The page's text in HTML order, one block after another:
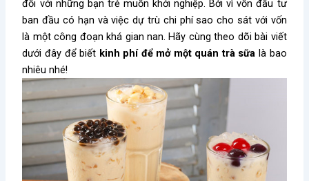
đối với những bạn trẻ muốn khởi nghiệp. Bởi vì vốn đầu tư
ban đầu có hạn và việc dự trù chi phí sao cho sát với vốn
là một công đoạn khá gian nan. Hãy cùng theo dõi bài viết
dưới đây để biết kinh phí để mở một quán trà sữa là bao
nhiêu nhé!